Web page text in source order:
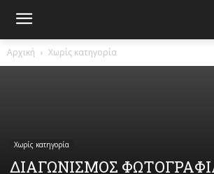
Αρχική Χωρίς κατηγορία
Χωρίς κατηγορία
ΔΙΑΓΩΝΙΣΜΟΣ